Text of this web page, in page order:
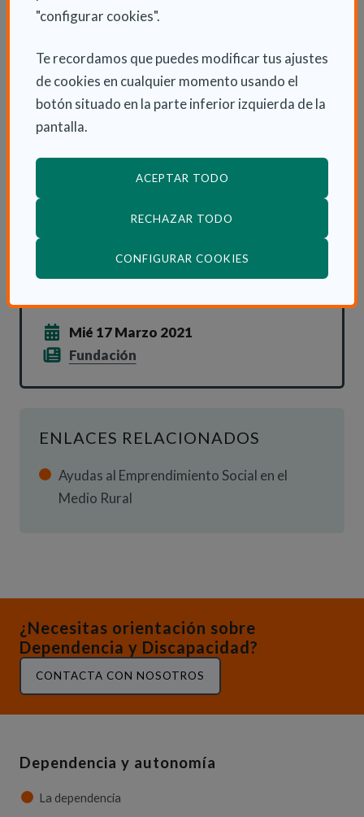
"configurar cookies".
Te recordamos que puedes modificar tus ajustes
de cookies en cualquier momento usando el
botón situado en la parte inferior izquierda de la
pantalla.
ACEPTAR TODO
RECHAZAR TODO
CONFIGURAR COOKIES
Las bases de la convocatoria y la documentación a
Ayudas al Emprendemimiento
Fechas clave:
- 23 de marzo: lanzamiento de convocatoria
- Mayo: preselección de proyectos finalistas
- Junio: selección del proyecto ganador
Mié 17 Marzo 2021
Fundación
ENLACES RELACIONADOS
Ayudas al Emprendimiento Social en el
Medio Rural
¿Necesitas orientación sobre
Dependencia y Discapacidad?
CONTACTA CON NOSOTROS
Dependencia y autonomía
La dependencia